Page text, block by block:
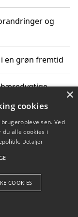
og
en grøn fremtid
bæredygtige
med familien i
Aps
×
cookies
Ved
alle cookies i
Detaljer
COOKIES